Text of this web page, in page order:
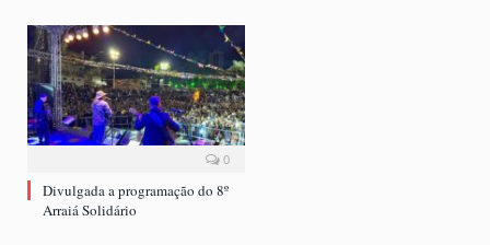
0
Divulgada a programação do 8º
Arraiá Solidário